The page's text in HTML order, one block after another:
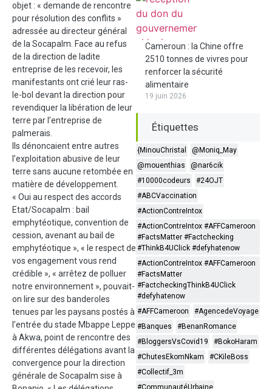
objet : « demande de rencontre
pour résolution des conflits »
adressée au directeur général
de la Socapalm. Face au refus
de la direction de ladite
entreprise de les recevoir, les
manifestants ont crié leur ras-
le-bol devant la direction pour
revendiquer la libération de leur
terre par l’entreprise de
palmerais.
Ils dénoncaient entre autres
l’exploitation abusive de leur
terre sans aucune retombée en
matière de développement.
« Oui au respect des accords
Etat/Socapalm : bail
emphytéotique, convention de
cession, avenant au bail de
emphytéotique », « le respect de
vos engagement vous rend
crédible », « arrêtez de polluer
notre environnement », pouvait-
on lire sur des banderoles
tenues par les paysans postés à
l’entrée du stade Mbappe Leppe
à Akwa, point de rencontre des
différentes délégations avant la
convergence pour la direction
générale de Socapalm sise à
Cameroun : la Chine offre
2510 tonnes de vivres pour
renforcer la sécurité
alimentaire
19 juin 2026
Étiquettes
{MinouChristal
@Moniq_May
@mouenthias
@nar6cik
#10000codeurs
#24OJT
#ABCVaccination
#ActionContreIntox
#ActionContreIntox #AFFCameroon
#FactsMatter #Factchecking
#ThinkB4UClick #defyhatenow
#ActionContreIntox #AFFCameroon
#FactsMatter
#FactcheckingThinkB4UClick
#defyhatenow
#AFFCameroon
#AgencedeVoyage
#Banques
#BenanRomance
#BloggersVsCovid19
#BokoHaram
#ChutesEkomNkam
#CKileBoss
#Collectif_3m